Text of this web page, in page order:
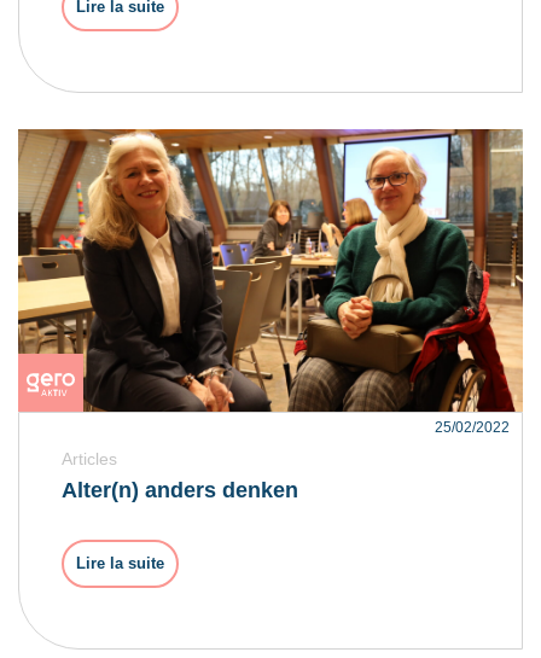
Lire la suite
25/02/2022
Articles
Alter(n) anders denken
Lire la suite